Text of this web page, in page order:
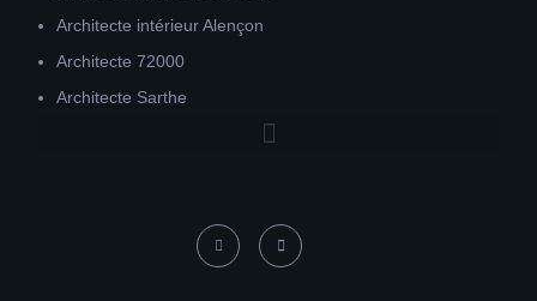
Architecte intérieur Alençon
Architecte 72000
Architecte Sarthe